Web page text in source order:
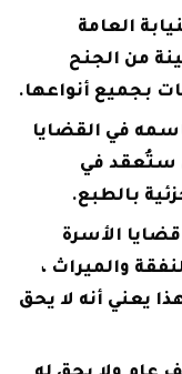
العامة
من الجنح
بجميع أنواعها.
في القضايا
ستُعقد في
بالطبع.
الأسرة
والميراث ،
يعني أنه لا يحق